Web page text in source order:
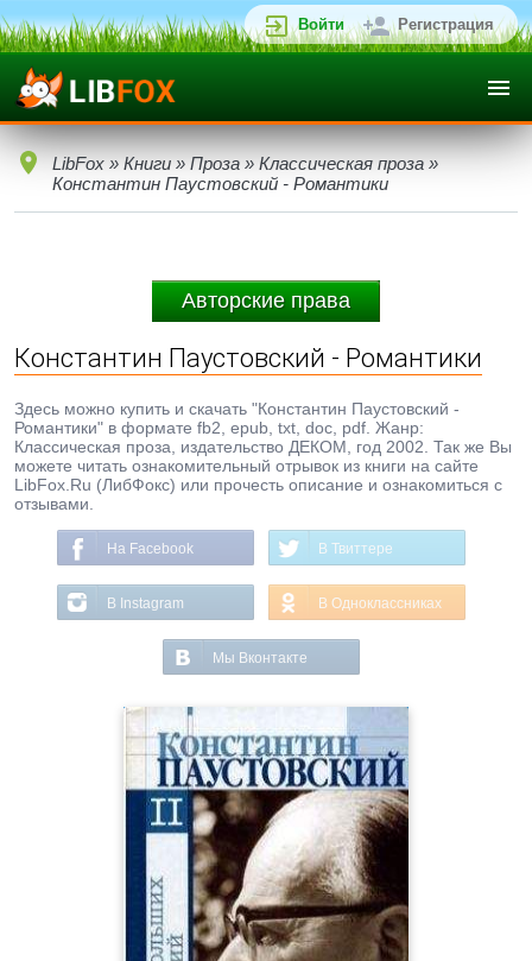
Войти Регистрация
LibFox » Книги » Проза » Классическая проза »
Константин Паустовский - Романтики
Авторские права
Константин Паустовский - Романтики
Здесь можно купить и скачать "Константин Паустовский -
Романтики" в формате fb2, epub, txt, doc, pdf. Жанр:
Классическая проза, издательство ДЕКОМ, год 2002. Так же Вы
можете читать ознакомительный отрывок из книги на сайте
LibFox.Ru (ЛибФокс) или прочесть описание и ознакомиться с
отзывами.
На Facebook В Твиттере
В Instagram В Одноклассниках
Мы Вконтакте